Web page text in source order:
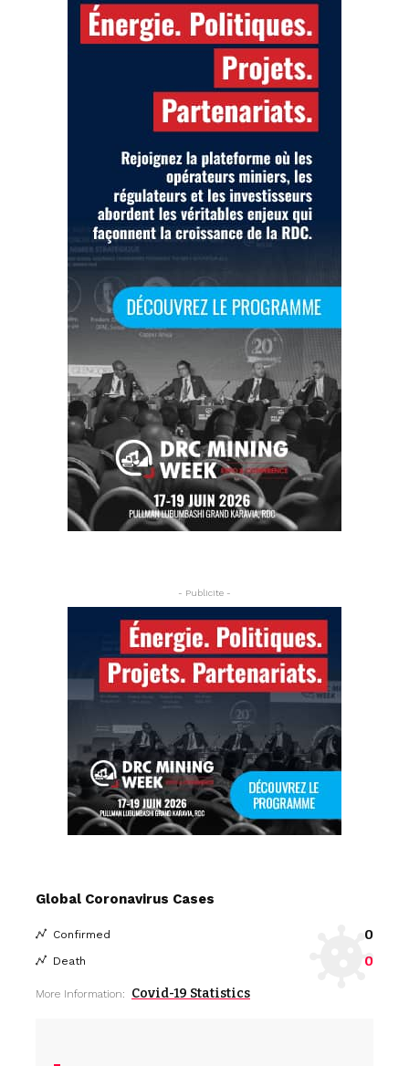
- Publicite -
Global Coronavirus Cases
Confirmed 0
Death 0
More Information: Covid-19 Statistics